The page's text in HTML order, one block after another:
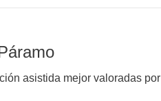
asistida mejor valoradas por